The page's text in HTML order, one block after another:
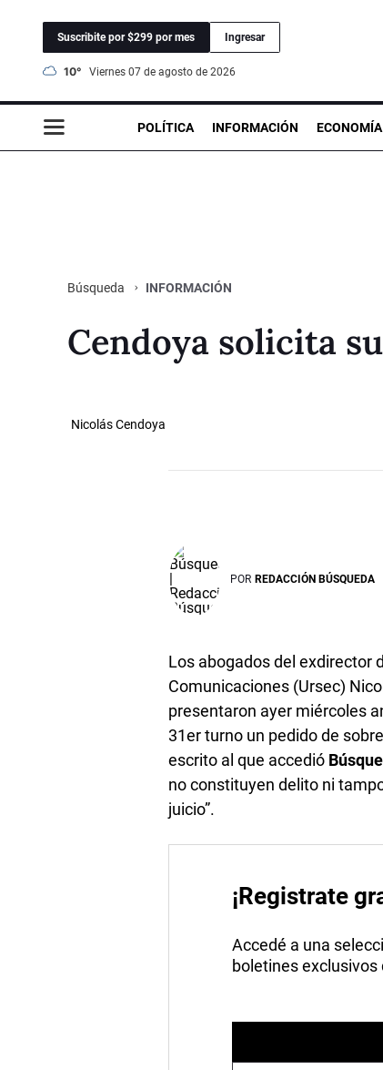
Suscribite por $299 por mes Ingresar
10° viernes 07 de agosto de 2026
POLÍTICA INFORMACIÓN ECONOMÍA
Búsqueda INFORMACIÓN
Cendoya solicita
Nicolás Cendoya
POR REDACCIÓN BÚSQUEDA
Los abogados del exdirector
Comunicaciones (Ursec)
presentaron ayer miércoles
31er turno un pedido de
escrito al que accedió
no constituyen delito ni
juicio”.
¡Registrate
Accedé a una
boletines exclusivos